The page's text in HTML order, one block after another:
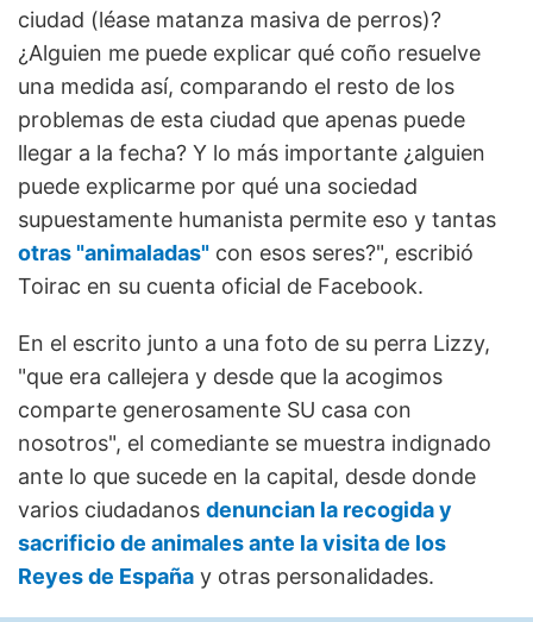
ciudad (léase matanza masiva de perros)?
¿Alguien me puede explicar qué coño resuelve
una medida así, comparando el resto de los
problemas de esta ciudad que apenas puede
llegar a la fecha? Y lo más importante ¿alguien
puede explicarme por qué una sociedad
supuestamente humanista permite eso y tantas
otras "animaladas" con esos seres?", escribió
Toirac en su cuenta oficial de Facebook.
En el escrito junto a una foto de su perra Lizzy,
"que era callejera y desde que la acogimos
comparte generosamente SU casa con
nosotros", el comediante se muestra indignado
ante lo que sucede en la capital, desde donde
varios ciudadanos denuncian la recogida y
sacrificio de animales ante la visita de los
Reyes de España y otras personalidades.